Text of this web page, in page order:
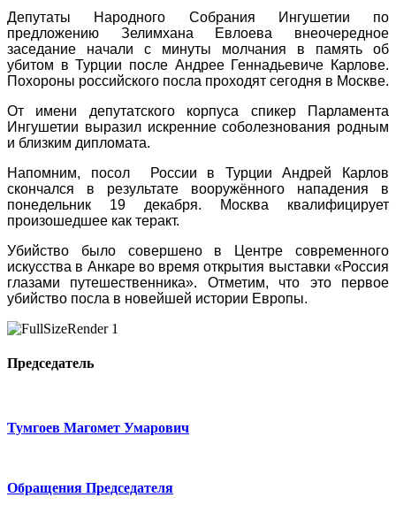
Депутаты Народного Собрания Ингушетии по
предложению Зелимхана Евлоева внеочередное
заседание начали с минуты молчания в память об
убитом в Турции после Андрее Геннадьевиче Карлове.
Похороны российского посла проходят сегодня в Москве.
От имени депутатского корпуса спикер Парламента
Ингушетии выразил искренние соболезнования родным
и близким дипломата.
Напомним, посол России в Турции Андрей Карлов
скончался в результате вооружённого нападения в
понедельник 19 декабря. Москва квалифицирует
произошедшее как теракт.
Убийство было совершено в Центре современного
искусства в Анкаре во время открытия выставки «Россия
глазами путешественника». Отметим, что это первое
убийство посла в новейшей истории Европы.
Председатель
Тумгоев Магомет Умарович
Обращения Председателя